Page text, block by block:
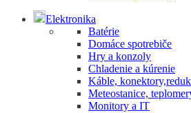
Elektronika
Batérie
Domáce spotrebiče
Hry a konzoly
Chladenie a kúrenie
Káble,
Meteostanice,
Monitory a IT